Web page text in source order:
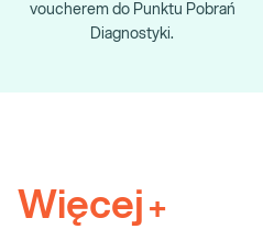
voucherem do Punktu Pobrań
Diagnostyki.
Więcej +